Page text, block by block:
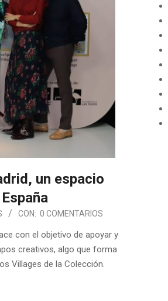
un espacio
CON: 0 COMENTARIOS
con el objetivo de apoyar y
creativos, algo que forma
Villages de la Colección.